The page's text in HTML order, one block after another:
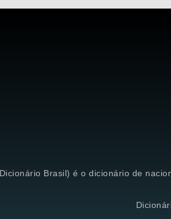
Brasil) é o dicionário de